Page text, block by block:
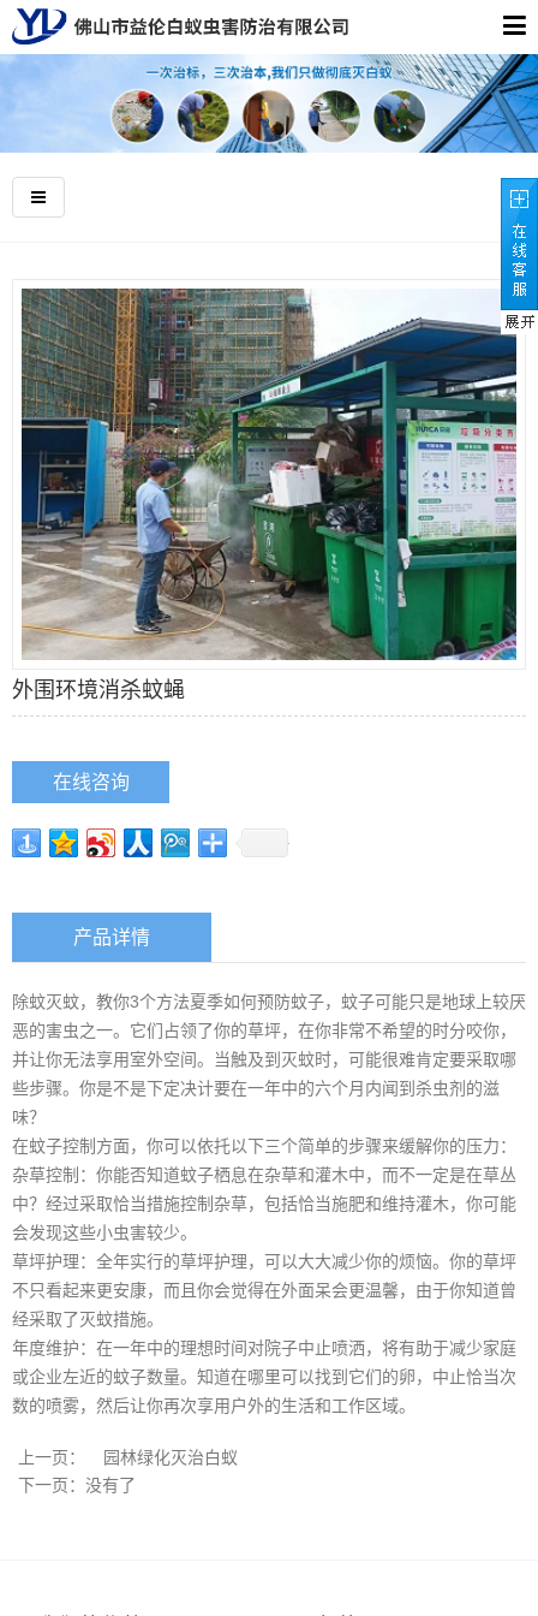
外围环境消杀蚊蝇
在线咨询
产品详情
除蚊灭蚊，教你3个方法夏季如何预防蚊子，蚊子可能只是地球上较厌
恶的害虫之一。它们占领了你的草坪，在你非常不希望的时分咬你，
并让你无法享用室外空间。当触及到灭蚊时，可能很难肯定要采取哪
些步骤。你是不是下定决计要在一年中的六个月内闻到杀虫剂的滋
味？
在蚊子控制方面，你可以依托以下三个简单的步骤来缓解你的压力：
杂草控制：你能否知道蚊子栖息在杂草和灌木中，而不一定是在草丛
中？经过采取恰当措施控制杂草，包括恰当施肥和维持灌木，你可能
会发现这些小虫害较少。
草坪护理：全年实行的草坪护理，可以大大减少你的烦恼。你的草坪
不只看起来更安康，而且你会觉得在外面呆会更温馨，由于你知道曾
经采取了灭蚊措施。
年度维护：在一年中的理想时间对院子中止喷洒，将有助于减少家庭
或企业左近的蚊子数量。知道在哪里可以找到它们的卵，中止恰当次
数的喷雾，然后让你再次享用户外的生活和工作区域。
上一页：
园林绿化灭治白蚁
下一页：没有了